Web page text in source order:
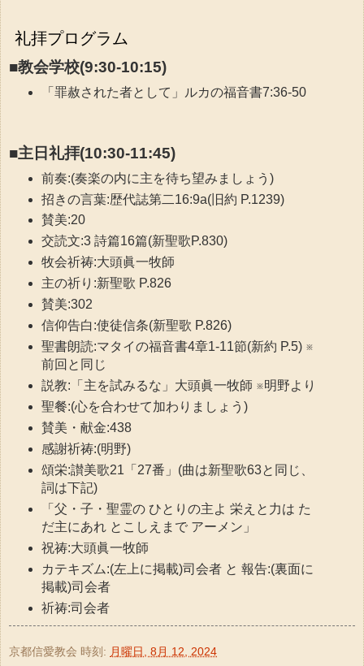
礼拝プログラム
■教会学校(9:30-10:15)
「罪赦された者として」ルカの福音書7:36-50
■主日礼拝(10:30-11:45)
前奏:(奏楽の内に主を待ち望みましょう)
招きの言葉:歴代誌第二16:9a(旧約 P.1239)
賛美:20
交読文:3 詩篇16篇(新聖歌P.830)
牧会祈祷:大頭眞一牧師
主の祈り:新聖歌 P.826
賛美:302
信仰告白:使徒信条(新聖歌 P.826)
聖書朗読:マタイの福音書4章1-11節(新約 P.5) ※
前回と同じ
説教:「主を試みるな」大頭眞一牧師 ※明野より
聖餐:(心を合わせて加わりましょう)
賛美・献金:438
感謝祈祷:(明野)
頌栄:讃美歌21「27番」(曲は新聖歌63と同じ、
詞は下記)
「父・子・聖霊の ひとりの主よ 栄えと力は た
だ主にあれ とこしえまで アーメン」
祝祷:大頭眞一牧師
カテキズム:(左上に掲載)司会者 と 報告:(裏面に
掲載)司会者
祈祷:司会者
京都信愛教会 時刻: 月曜日, 8月 12, 2024